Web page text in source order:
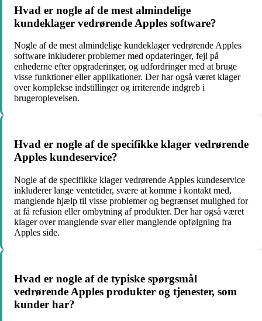
Hvad er nogle af de mest almindelige
kundeklager vedrørende Apples software?
Nogle af de mest almindelige kundeklager vedrørende Apples
software inkluderer problemer med opdateringer, fejl på
enhederne efter opgraderinger, og udfordringer med at bruge
visse funktioner eller applikationer. Der har også været klager
over komplekse indstillinger og irriterende indgreb i
brugeroplevelsen.
Hvad er nogle af de specifikke klager vedrørende
Apples kundeservice?
Nogle af de specifikke klager vedrørende Apples kundeservice
inkluderer lange ventetider, svære at komme i kontakt med,
manglende hjælp til visse problemer og begrænset mulighed for
at få refusion eller ombytning af produkter. Der har også været
klager over manglende svar eller manglende opfølgning fra
Apples side.
Hvad er nogle af de typiske spørgsmål
vedrørende Apples produkter og tjenester, som
kunder har?